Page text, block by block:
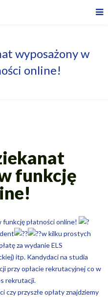
wyposażony w
online!
funkcję
płatności online!
w kilku prostych
za wydanie ELS
itp. Kandydaci na studia
przy opłacie rekrutacyjnej co w
rekrutacji.
czy przyszłe opłaty znajdziemy